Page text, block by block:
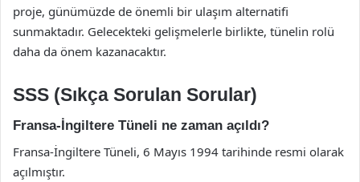
proje, günümüzde de önemli bir ulaşım alternatifi
sunmaktadır. Gelecekteki gelişmelerle birlikte, tünelin rolü
daha da önem kazanacaktır.
SSS (Sıkça Sorulan Sorular)
Fransa-İngiltere Tüneli ne zaman açıldı?
Fransa-İngiltere Tüneli, 6 Mayıs 1994 tarihinde resmi olarak
açılmıştır.